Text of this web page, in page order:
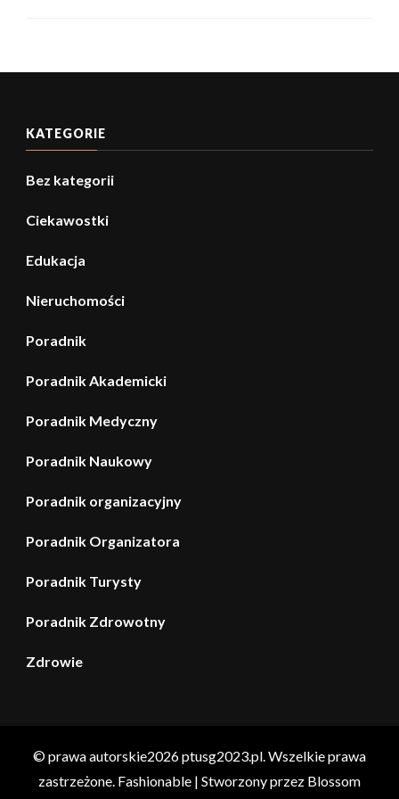
KATEGORIE
Bez kategorii
Ciekawostki
Edukacja
Nieruchomości
Poradnik
Poradnik Akademicki
Poradnik Medyczny
Poradnik Naukowy
Poradnik organizacyjny
Poradnik Organizatora
Poradnik Turysty
Poradnik Zdrowotny
Zdrowie
© prawa autorskie2026ptusg2023.pl. Wszelkie prawa
zastrzeżone. Fashionable | Stworzony przez Blossom